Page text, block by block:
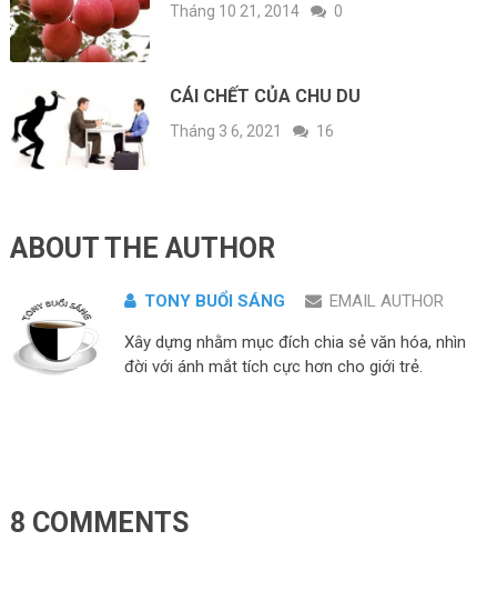
Tháng 10 21, 2014 0
CÁI CHẾT CỦA CHU DU
Tháng 3 6, 2021 16
ABOUT THE AUTHOR
TONY BUỔI SÁNG EMAIL AUTHOR
Xây dựng nhằm mục đích chia sẻ văn hóa, nhìn
đời với ánh mắt tích cực hơn cho giới trẻ.
8 COMMENTS